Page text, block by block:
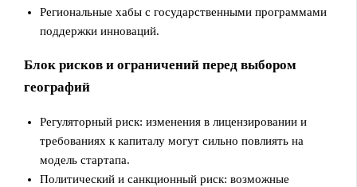
Региональные хабы с государственными программами
поддержки инноваций.
Блок рисков и ограничений перед выбором
географий
Регуляторный риск: изменения в лицензировании и
требованиях к капиталу могут сильно повлиять на
модель стартапа.
Политический и санкционный риск: возможные